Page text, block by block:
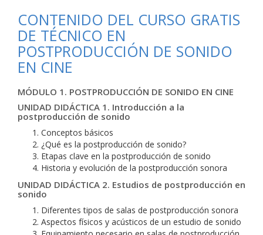
CONTENIDO DEL CURSO GRATIS
DE TÉCNICO EN
POSTPRODUCCIÓN DE SONIDO
EN CINE
MÓDULO 1. POSTPRODUCCIÓN DE SONIDO EN CINE
UNIDAD DIDÁCTICA 1. Introducción a la
postproducción de sonido
Conceptos básicos
¿Qué es la postproducción de sonido?
Etapas clave en la postproducción de sonido
Historia y evolución de la postproducción sonora
UNIDAD DIDÁCTICA 2. Estudios de postproducción en
sonido
Diferentes tipos de salas de postproducción sonora
Aspectos físicos y acústicos de un estudio de sonido